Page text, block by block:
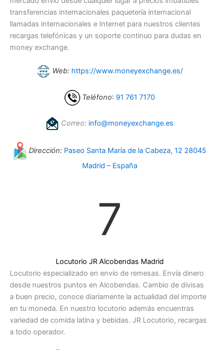
transferencias internacionales paquetería internacional
llamadas internacionales e Internet para nuestros clientes
recargas telefónicas y un soporte continuo para dudas en
money exchange.
Web: https://www.moneyexchange.es/
Teléfono: 91 761 7170
Correo: info@moneyexchange.es
Dirección: Paseo Santa María de la Cabeza, 12 28045
Madrid – España
7
Locutorio JR Alcobendas Madrid
Locutorio especializado en envío de remesas. Envía dinero
desde nuestros puntos en Alcobendas. Cambio de divisas
a buen precio, conoce diariamente la actualidad del importe
en tu moneda. En nuestro locutorio además encuentras
variedad de comida latina y bebidas. JR Locutorio, recargas
a todo operador.